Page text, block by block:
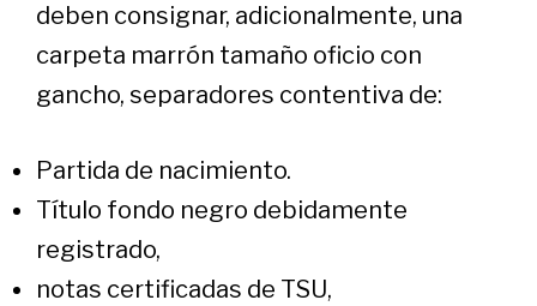
deben consignar, adicionalmente, una
carpeta marrón tamaño oficio con
gancho, separadores contentiva de:
Partida de nacimiento.
Título fondo negro debidamente
registrado,
notas certificadas de TSU,